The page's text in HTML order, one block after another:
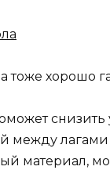
тоже хорошо
снизить
между лагами
материал,